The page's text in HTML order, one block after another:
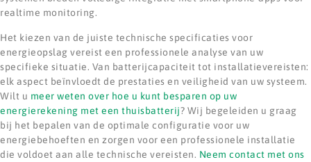
realtime monitoring.
Het kiezen van de juiste technische specificaties voor
energieopslag vereist een professionele analyse van uw
specifieke situatie. Van batterijcapaciteit tot installatievereisten:
elk aspect beïnvloedt de prestaties en veiligheid van uw systeem.
Wilt u meer weten over hoe u kunt besparen op uw
energierekening met een thuisbatterij? Wij begeleiden u graag
bij het bepalen van de optimale configuratie voor uw
energiebehoeften en zorgen voor een professionele installatie
die voldoet aan alle technische vereisten. Neem contact met ons